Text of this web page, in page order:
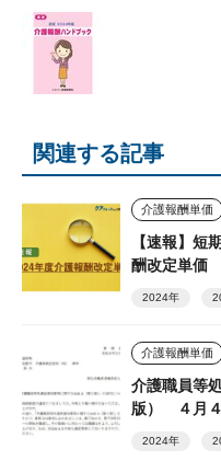
関連する記事
介護報酬単価
【速報】
酬改定単価
2024年
介護報酬単価
介護職員等
版） ４月
2024年